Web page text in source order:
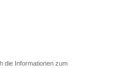
die Informationen zum